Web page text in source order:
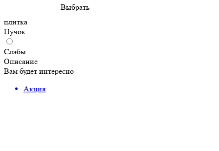
Выбрать
плитка
Пучок
Слэбы
Описание
Вам будет интересно
Акция